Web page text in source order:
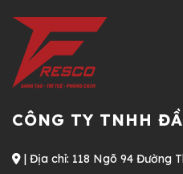
CÔNG TY TNHH
| Địa chỉ: 118 Ngõ 94 Đường